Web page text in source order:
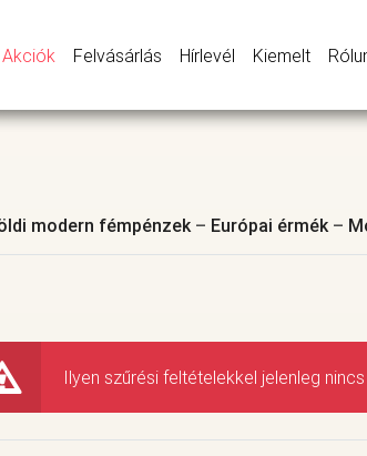
Akciók Felvásárlás Hírlevél Kiemelt
modern fémpénzek– Európai érmék–
Ilyen szűrési feltételekkel jelenleg